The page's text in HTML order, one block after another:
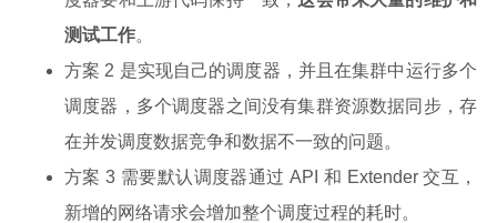
测试工作。
方案 2 是实现自己的调度器，并且在集群中运行多个
调度器，多个调度器之间没有集群资源数据同步，存
在并发调度数据竞争和数据不一致的问题。
方案 3 需要默认调度器通过 API 和 Extender 交互，
新增的网络请求会增加整个调度过程的耗时。